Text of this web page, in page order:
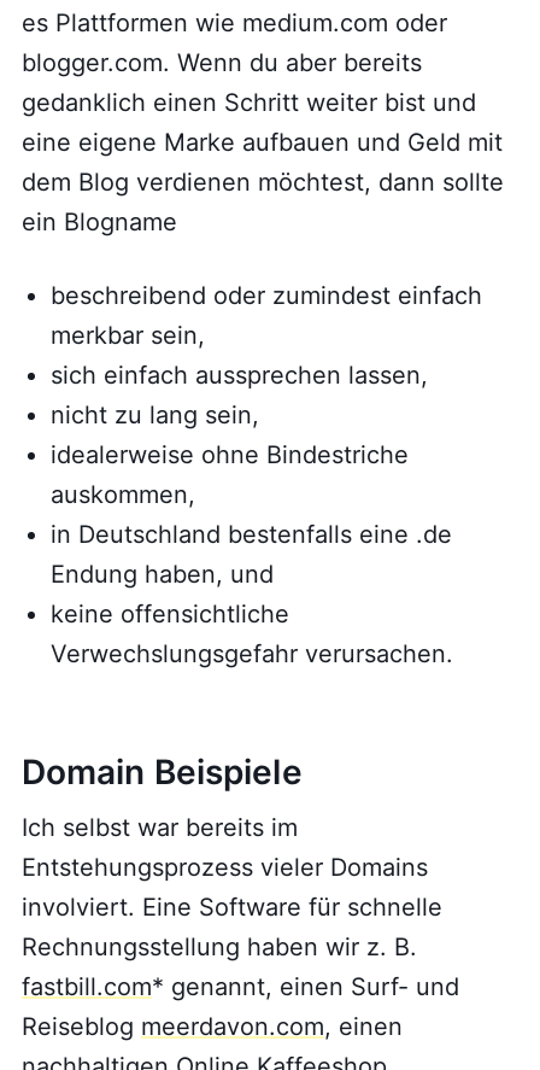
es Plattformen wie medium.com oder
blogger.com. Wenn du aber bereits
gedanklich einen Schritt weiter bist und
eine eigene Marke aufbauen und Geld mit
dem Blog verdienen möchtest, dann sollte
ein Blogname
beschreibend oder zumindest einfach
merkbar sein,
sich einfach aussprechen lassen,
nicht zu lang sein,
idealerweise ohne Bindestriche
auskommen,
in Deutschland bestenfalls eine .de
Endung haben, und
keine offensichtliche
Verwechslungsgefahr verursachen.
Domain Beispiele
Ich selbst war bereits im
Entstehungsprozess vieler Domains
involviert. Eine Software für schnelle
Rechnungsstellung haben wir z. B.
fastbill.com* genannt, einen Surf- und
Reiseblog meerdavon.com, einen